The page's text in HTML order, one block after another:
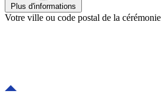
Plus d'informations
Votre ville ou code postal de la cérémonie